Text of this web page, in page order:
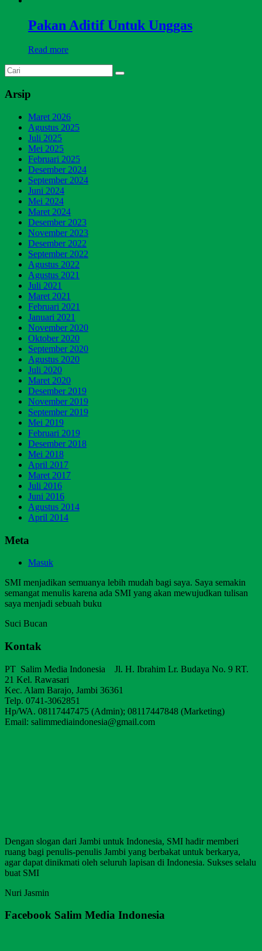
Pakan Aditif Untuk Unggas
Read more
Arsip
Maret 2026
Agustus 2025
Juli 2025
Mei 2025
Februari 2025
Desember 2024
September 2024
Juni 2024
Mei 2024
Maret 2024
Desember 2023
November 2023
Desember 2022
September 2022
Agustus 2022
Agustus 2021
Juli 2021
Maret 2021
Februari 2021
Januari 2021
November 2020
Oktober 2020
September 2020
Agustus 2020
Juli 2020
Maret 2020
Desember 2019
November 2019
September 2019
Mei 2019
Februari 2019
Desember 2018
Mei 2018
April 2017
Maret 2017
Juli 2016
Juni 2016
Agustus 2014
April 2014
Meta
Masuk
SMI menjadikan semuanya lebih mudah bagi saya. Saya semakin
semangat menulis karena ada SMI yang akan mewujudkan tulisan
saya menjadi sebuah buku
Suci Bucan
Kontak
PT Salim Media Indonesia Jl. H. Ibrahim Lr. Budaya No. 9 RT.
21 Kel. Rawasari
Kec. Alam Barajo, Jambi 36361
Telp. 0741-3062851
Hp/WA. 08117447475 (Admin); 08117447848 (Marketing)
Email: salimmediaindonesia@gmail.com
Dengan slogan dari Jambi untuk Indonesia, SMI hadir memberi
ruang bagi penulis-penulis Jambi yang berbakat untuk berkarya,
agar dapat dinikmati oleh seluruh lapisan di Indonesia. Sukses selalu
buat SMI
Nuri Jasmin
Facebook Salim Media Indonesia